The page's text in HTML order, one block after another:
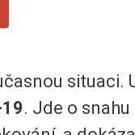
situaci.
. Jde o snahu